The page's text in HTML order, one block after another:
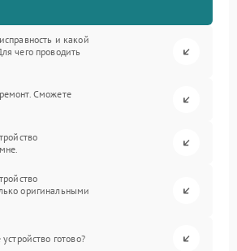
и какой
чего проводить
Сможете
оригинальными
готово?